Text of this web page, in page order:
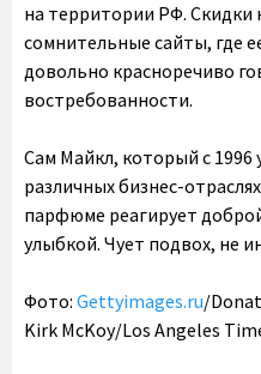
на территории РФ. Скидки
сомнительные сайты, где
довольно красноречиво
востребованности.
Сам Майкл, который с 1996
различных бизнес-
парфюме реагирует
улыбкой. Чует подвох, не
Фото: Gettyimages.ru/
Kirk McKoy/Los Angeles